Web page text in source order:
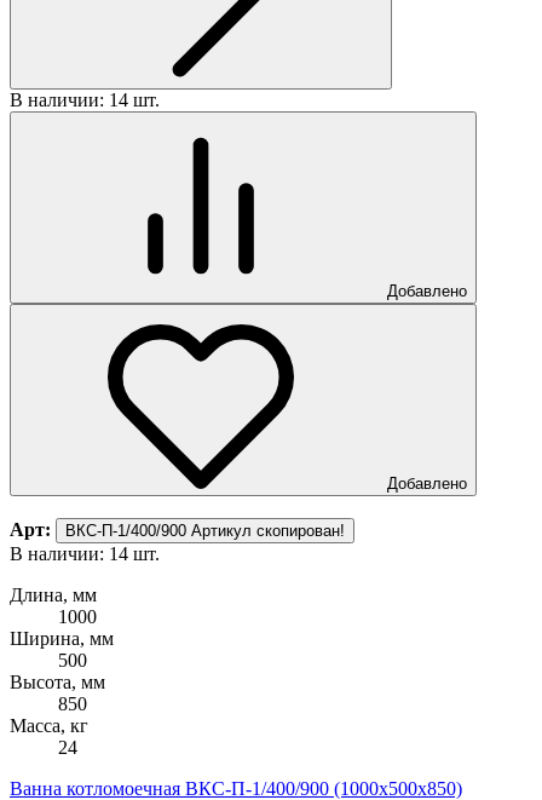
В наличии: 14 шт.
Добавлено
Добавлено
Арт: ВКС-П-1/400/900 Артикул скопирован!
В наличии: 14 шт.
Длина, мм
1000
Ширина, мм
500
Высота, мм
850
Масса, кг
24
Ванна котломоечная ВКС-П-1/400/900 (1000х500х850)